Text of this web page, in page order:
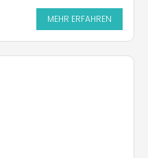
MEHR ERFAHREN